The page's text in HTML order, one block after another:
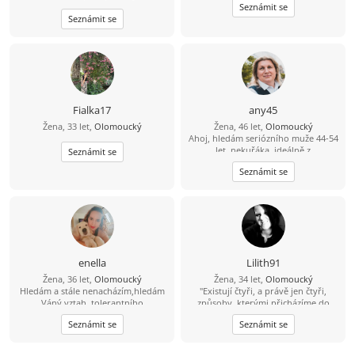
Seznámit se
Seznámit se
Fialka17
Žena, 33 let, Olomoucký
Seznámit se
any45
Žena, 46 let, Olomoucký
Ahoj, hledám seriózního muže 44-54
let, nekuřáka, ideálně z
Olomouckého kraje.
Seznámit se
enella
Žena, 36 let, Olomoucký
Hledám a stále nenacházím,hledám
Váný vztah ,tolerantního
muže,pracujícího a hodného naopak
mu mohu nabídnout svvé srdce a
svou Lásku !!!jen vážně!!Hledám i
Seznámit se
Lilith91
Žena, 34 let, Olomoucký
"Existují čtyři, a právě jen čtyři,
způsoby, kterými přicházíme do
kontaktu s okolním světem. A jsme
oceňováni a hodnoceni právě podle
těchto čtyř kritérií: co děláme, jak
Seznámit se